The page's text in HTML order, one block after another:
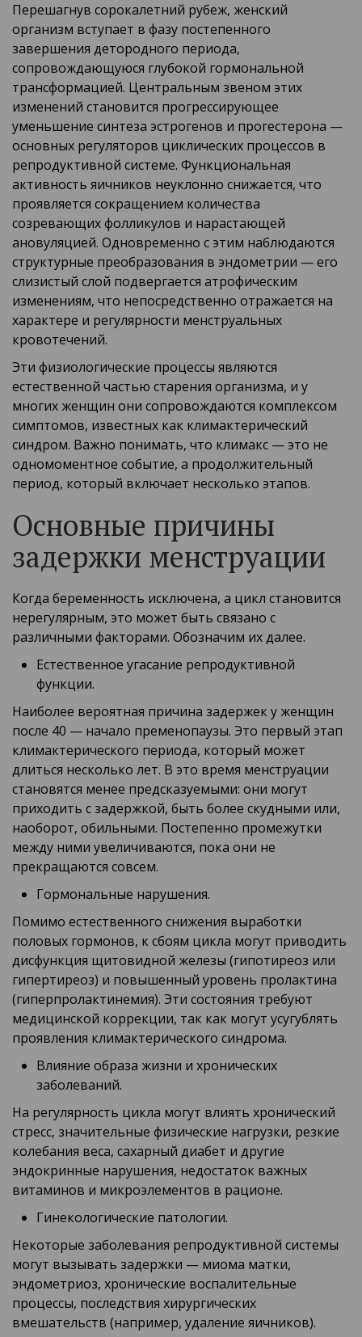
Перешагнув сорокалетний рубеж, женский
организм вступает в фазу постепенного
завершения детородного периода,
сопровождающуюся глубокой гормональной
трансформацией. Центральным звеном этих
изменений становится прогрессирующее
уменьшение синтеза эстрогенов и прогестерона —
основных регуляторов циклических процессов в
репродуктивной системе. Функциональная
активность яичников неуклонно снижается, что
проявляется сокращением количества
созревающих фолликулов и нарастающей
ановуляцией. Одновременно с этим наблюдаются
структурные преобразования в эндометрии — его
слизистый слой подвергается атрофическим
изменениям, что непосредственно отражается на
характере и регулярности менструальных
кровотечений.
Эти физиологические процессы являются
естественной частью старения организма, и у
многих женщин они сопровождаются комплексом
симптомов, известных как климактерический
синдром. Важно понимать, что климакс — это не
одномоментное событие, а продолжительный
период, который включает несколько этапов.
Основные причины
задержки менструации
Когда беременность исключена, а цикл становится
нерегулярным, это может быть связано с
различными факторами. Обозначим их далее.
Естественное угасание репродуктивной
функции.
Наиболее вероятная причина задержек у женщин
после 40 — начало пременопаузы. Это первый этап
климактерического периода, который может
длиться несколько лет. В это время менструации
становятся менее предсказуемыми: они могут
приходить с задержкой, быть более скудными или,
наоборот, обильными. Постепенно промежутки
между ними увеличиваются, пока они не
прекращаются совсем.
Гормональные нарушения.
Помимо естественного снижения выработки
половых гормонов, к сбоям цикла могут приводить
дисфункция щитовидной железы (гипотиреоз или
гипертиреоз) и повышенный уровень пролактина
(гиперпролактинемия). Эти состояния требуют
медицинской коррекции, так как могут усугублять
проявления климактерического синдрома.
Влияние образа жизни и хронических
заболеваний.
На регулярность цикла могут влиять хронический
стресс, значительные физические нагрузки, резкие
колебания веса, сахарный диабет и другие
эндокринные нарушения, недостаток важных
витаминов и микроэлементов в рационе.
Гинекологические патологии.
Некоторые заболевания репродуктивной системы
могут вызывать задержки — миома матки,
эндометриоз, хронические воспалительные
процессы, последствия хирургических
вмешательств (например, удаление яичников).